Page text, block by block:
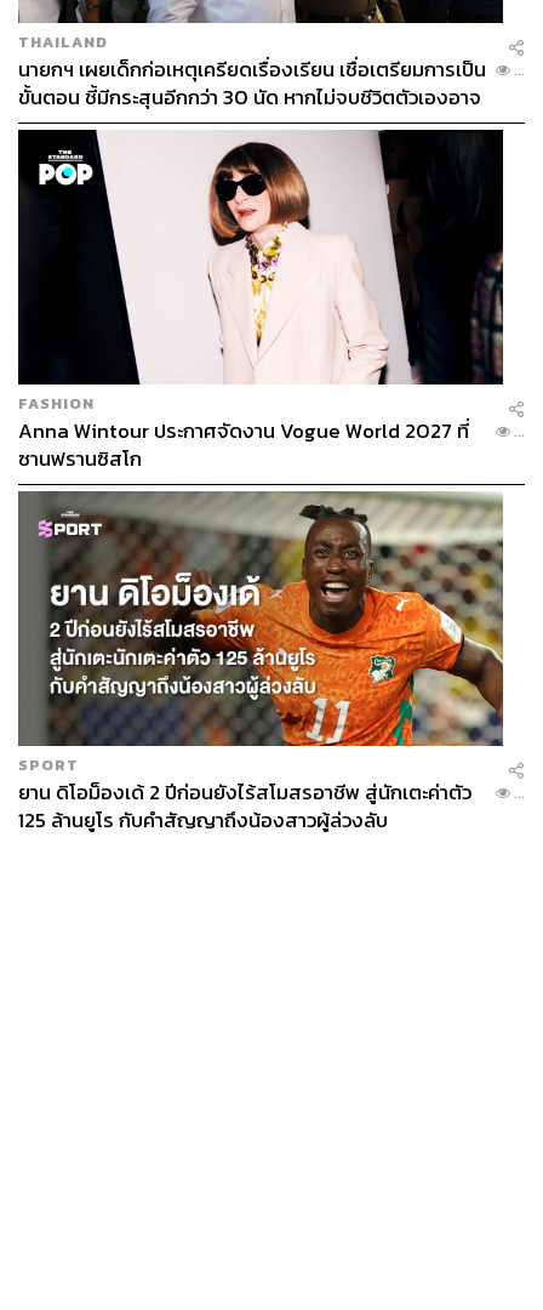
THAILAND
นายกฯ เผยเด็กก่อเหตุเครียดเรื่องเรียน เชื่อเตรียมการเป็น
ขั้นตอน ชี้มีกระสุนอีกกว่า 30 นัด หากไม่จบชีวิตตัวเองอาจ
สูญเสียเพิ่ม
...
FASHION
Anna Wintour ประกาศจัดงาน Vogue World 2027 ที่
ซานฟรานซิสโก
...
SPORT
ยาน ดิโอม็องเด้ 2 ปีก่อนยังไร้สโมสรอาชีพ สู่นักเตะค่าตัว
125 ล้านยูโร กับคำสัญญาถึงน้องสาวผู้ล่วงลับ
...